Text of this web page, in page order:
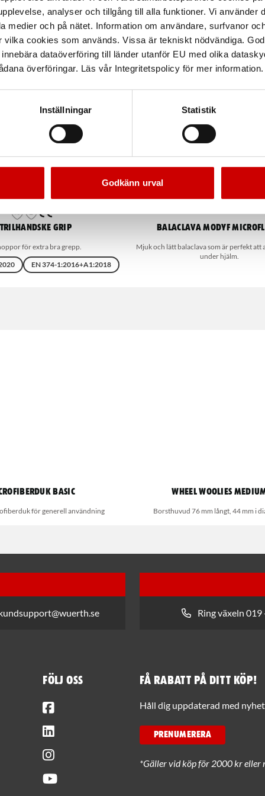
analyser och tillgång till alla funktioner. Vi använder
medier och på nätet. Information om användare, surfvanor
vilka cookies som används. Vissa är tekniskt nödvändiga.
dataöverföring till länder utanför EU med olika
överföringar. Läs vår Integritetspolicy för mer information.
Inställningar Statistik
Godkänn urval
grip
för extra bra grepp.
EN 374-1:2016+A1:2018
Balaclava MODYF
Mjuk och lätt balaclava som är perfekt att
under hjälm.
Basic
för generell användning
Wheel Woolies
Borsthuvud 76 mm långt, 44 mm i
Ring växeln 019
Följ oss Få rabatt på ditt köp!
Håll dig uppdaterad med
PRENUMERERA
*Gäller vid köp för 2000 kr eller